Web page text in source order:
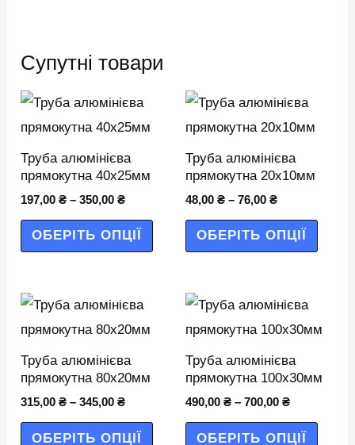
Супутні товари
Труба алюмінієва
прямокутна 40х25мм
197,00₴ –350,00₴
ОБЕРІТЬ ОПЦІЇ
товар
кілька
варіантів.
Параметри
можна
Труба алюмінієва
прямокутна 20х10мм
48,00 ₴ – 76,00 ₴
ОБЕРІТЬ ОПЦІЇ
Труба алюмінієва
прямокутна 80х20мм
315,00₴ –345,00₴
ОБЕРІТЬ ОПЦІЇ
товар
кілька
варіантів.
Параметри
Труба алюмінієва
прямокутна 100х30мм
490,00 ₴ – 700,00 ₴
ОБЕРІТЬ ОПЦІЇ
товар
кілька